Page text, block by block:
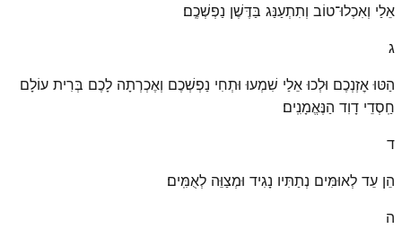
אֵלַי וְאִכְלוּ־טוֹב וְתִתְעַנַּג בַּדֶּשֶׁן נַפְשְׁכֶֽם׃
ג
הַטּוּ אׇזְנְכֶם וּלְכוּ אֵלַי שִׁמְעוּ וּתְחִי נַפְשְׁכֶם וְאֶכְרְתָה לָכֶם בְּרִית עוֹלָם
חַֽסְדֵי דָוִד הַנֶּאֱמָנִֽים׃
ד
הֵן עֵד לְאוּמִּים נְתַתִּיו נָגִיד וּמְצַוֵּה לְאֻמִּֽים׃
ה